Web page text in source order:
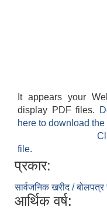
It appears your
display PDF files.
here to download
file.
प्रकार:
सार्वजनिक खरीद /
आर्थिक वर्ष: